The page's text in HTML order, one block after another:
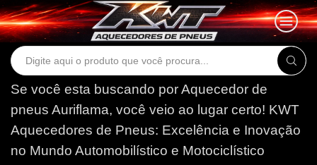
Search
Se você esta buscando por Aquecedor de
pneus Auriflama, você veio ao lugar certo! KWT
Aquecedores de Pneus: Excelência e Inovação
no Mundo Automobilístico e Motociclístico